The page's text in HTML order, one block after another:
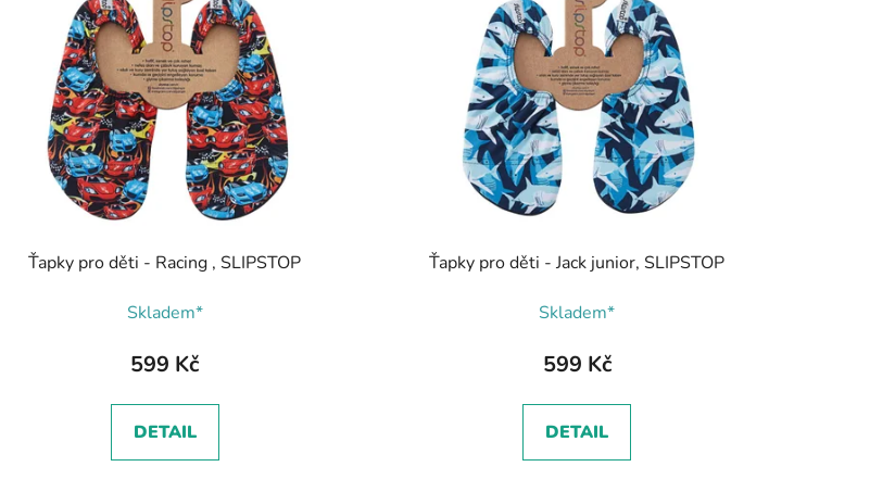
Ťapky pro děti - Racing , SLIPSTOP
Skladem*
599 Kč
DETAIL
Ťapky pro děti - Jack junior, SLIPSTOP
Skladem*
599 Kč
DETAIL